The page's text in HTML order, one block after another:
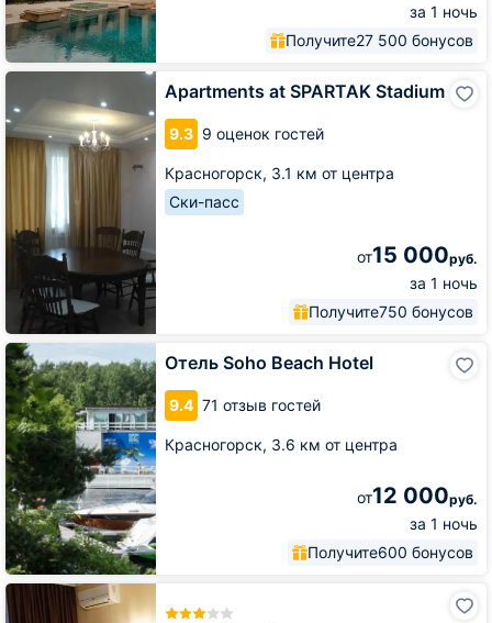
за 1 ночь
Получите27 500 бонусов
Apartments at SPARTAK Stadium
9.3 9 оценок гостей
Красногорск, 3.1 км от центра
Ски-пасс
от15 000руб.
за 1 ночь
Получите750 бонусов
Apartments
SPARTAK
Stadium
Отель Soho Beach Ноtel
9.4 71 отзыв гостей
Красногорск, 3.6 км от центра
от12 000руб.
за 1 ночь
Получите600 бонусов
Отель
Soho
Beach
Ноtel
Отель
Колибри